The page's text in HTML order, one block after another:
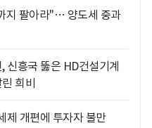
지 팔아라"… 양도세 중과
신흥국 뚫은 HD건설기계
희비
개편에 투자자 불만